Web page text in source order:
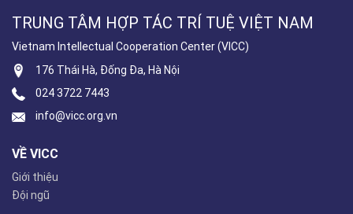
TRUNG TÂM HỢP TÁC TRÍ TUỆ VIỆT NAM
Vietnam Intellectual Cooperation Center (VICC)
176 Thái Hà, Đống Đa, Hà Nội
024 3722 7443
info@vicc.org.vn
VỀ VICC
Giới thiệu
Đội ngũ